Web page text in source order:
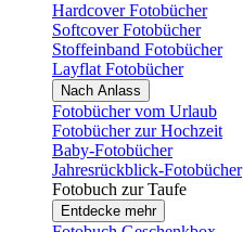
Hardcover Fotobücher
Softcover Fotobücher
Stoffeinband Fotobücher
Layflat Fotobücher
Nach Anlass
Fotobücher vom Urlaub
Fotobücher zur Hochzeit
Baby-Fotobücher
Jahresrückblick-Fotobücher
Fotobuch zur Taufe
Entdecke mehr